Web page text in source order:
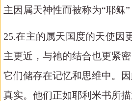
主因属天神性而被称为“耶稣
25.在主的属天国度的天使因
主更近，与祂的结合也更紧
它们储存在记忆和思维中。
真实。他们正如耶利米书所描